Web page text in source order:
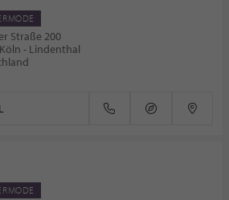
Straße 200
- Lindenthal